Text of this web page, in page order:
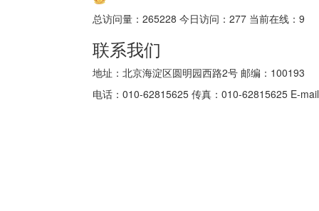
总访问量： 265228 今日访问： 277 当前在线： 9
联系我们
地址：北京海淀区圆明园西路2号 邮编：100193
电话：010-62815625 传真：010-62815625 E-